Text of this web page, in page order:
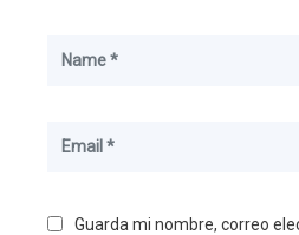
Guarda mi nombre, correo